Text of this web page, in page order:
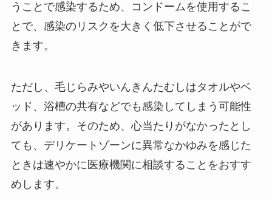
うことで感染するため、コンドームを使用するこ
とで、感染のリスクを大きく低下させることがで
きます。
ただし、毛じらみやいんきんたむしはタオルやベ
ッド、浴槽の共有などでも感染してしまう可能性
があります。そのため、心当たりがなかったとし
ても、デリケートゾーンに異常なかゆみを感じた
ときは速やかに医療機関に相談することをおすす
めします。